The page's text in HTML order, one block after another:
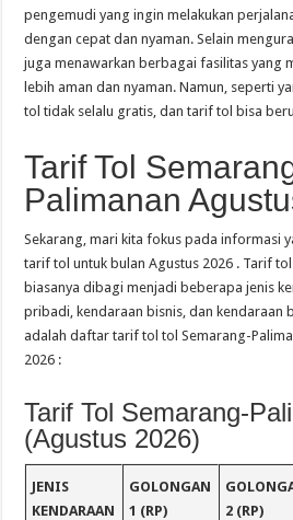
pengemudi yang ingin melakukan
dengan cepat dan nyaman. Selain
juga menawarkan berbagai fasilitas yang
lebih aman dan nyaman. Namun, seperti
tol tidak selalu gratis, dan tarif tol bisa
Tarif Tol
Palimanan
Sekarang, mari kita fokus pada informasi
tarif tol untuk bulan Agustus 2026 . Tarif
biasanya dibagi menjadi beberapa jenis
pribadi, kendaraan bisnis, dan kendaraan
adalah daftar tarif tol tol Semarang-
2026 :
Tarif Tol Semarang-
(Agustus 2026)
JENIS
KENDARAAN
GOLONGAN
1 (RP)
2 (RP)